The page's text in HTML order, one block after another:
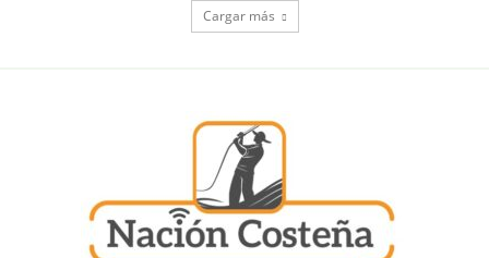
Cargar más